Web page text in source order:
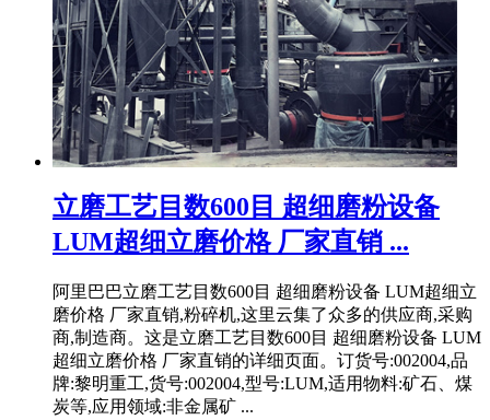
立磨工艺目数600目 超细磨粉设备
LUM超细立磨价格 厂家直销 ...
阿里巴巴立磨工艺目数600目 超细磨粉设备 LUM超细立
磨价格 厂家直销,粉碎机,这里云集了众多的供应商,采购
商,制造商。这是立磨工艺目数600目 超细磨粉设备 LUM
超细立磨价格 厂家直销的详细页面。订货号:002004,品
牌:黎明重工,货号:002004,型号:LUM,适用物料:矿石、煤
炭等,应用领域:非金属矿 ...